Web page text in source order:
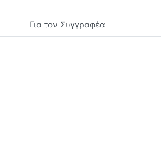
Για τον Συγγραφέα